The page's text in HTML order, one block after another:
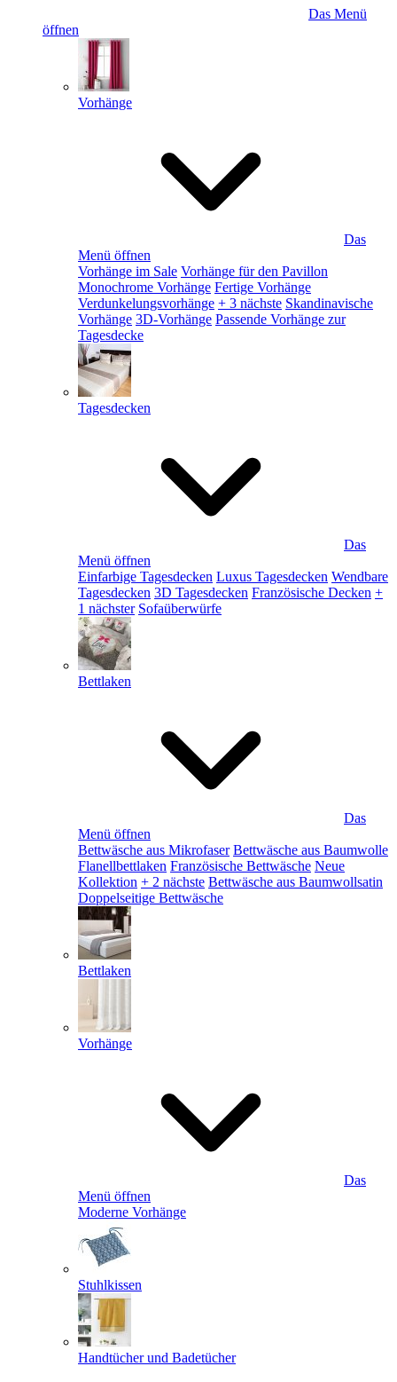
Das Menü
öffnen
Vorhänge
Das
Menü öffnen
Vorhänge im Sale Vorhänge für den Pavillon
Monochrome Vorhänge Fertige Vorhänge
Verdunkelungsvorhänge + 3 nächste Skandinavische
Vorhänge 3D-Vorhänge Passende Vorhänge zur
Tagesdecke
Tagesdecken
Das
Menü öffnen
Einfarbige Tagesdecken Luxus Tagesdecken Wendbare
Tagesdecken 3D Tagesdecken Französische Decken +
1 nächster Sofaüberwürfe
Bettlaken
Das
Menü öffnen
Bettwäsche aus Mikrofaser Bettwäsche aus Baumwolle
Flanellbettlaken Französische Bettwäsche Neue
Kollektion + 2 nächste Bettwäsche aus Baumwollsatin
Doppelseitige Bettwäsche
Bettlaken
Vorhänge
Das
Menü öffnen
Moderne Vorhänge
Stuhlkissen
Handtücher und Badetücher